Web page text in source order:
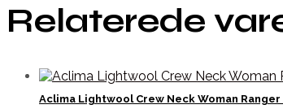
Relaterede
Aclima Lightwool Crew Neck Woman Ranger